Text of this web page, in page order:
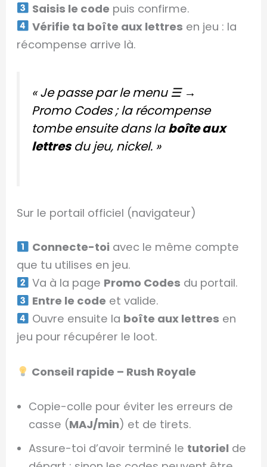
Saisis le code puis confirme.
Vérifie ta boîte aux lettres en jeu : la
récompense arrive là.
« Je passe par le menu ☰ →
Promo Codes ; la récompense
tombe ensuite dans laboîte aux
lettresdu jeu, nickel. »
Sur le portail officiel (navigateur)
Connecte-toi avec le même compte
que tu utilises en jeu.
Va à la page Promo Codes du portail.
Entre le code et valide.
Ouvre ensuite la boîte aux lettres en
jeu pour récupérer le loot.
Conseil rapide – Rush Royale
Copie-colle pour éviter les erreurs de
casse (MAJ/min) et de tirets.
Assure-toi d’avoir terminé le tutoriel de